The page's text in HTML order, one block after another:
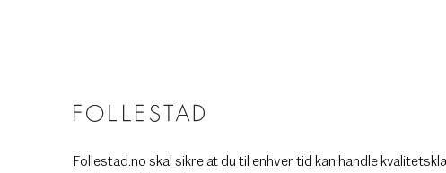
Follestad.no skal sikre at du til enhver tid kan handle